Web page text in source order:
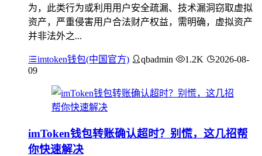
为，此类行为或利用用户安全疏漏、技术漏洞窃取虚拟
资产，严重侵害用户合法财产权益，需明确，虚拟资产
并非法外之...
imtoken钱包(中国官方) qbadmin 1.2K
2026-08-
09
imToken钱包转账确认超时？别慌，这几招帮
你快速解决